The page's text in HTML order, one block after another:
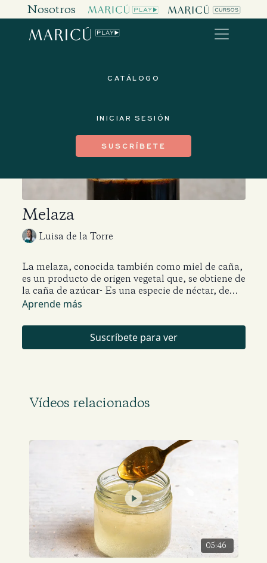
Nosotros
CATÁLOGO
INICIAR SESIÓN
SUSCRÍBETE
Melaza
Luisa de la Torre
La melaza, conocida también como miel de caña,
es un producto de origen vegetal que, se obtiene de
la caña de azúcar- Es una especie de néctar, de
textura densa y color café oscuro.
Aprende más
Suscríbete para ver
Vídeos relacionados
05:46